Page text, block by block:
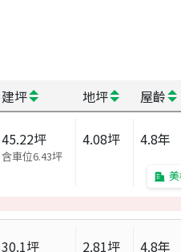
建坪 地坪 屋齡
45.22坪
含車位6.43坪
4.08坪 4.8年
30.1坪 2.81坪 4.8年